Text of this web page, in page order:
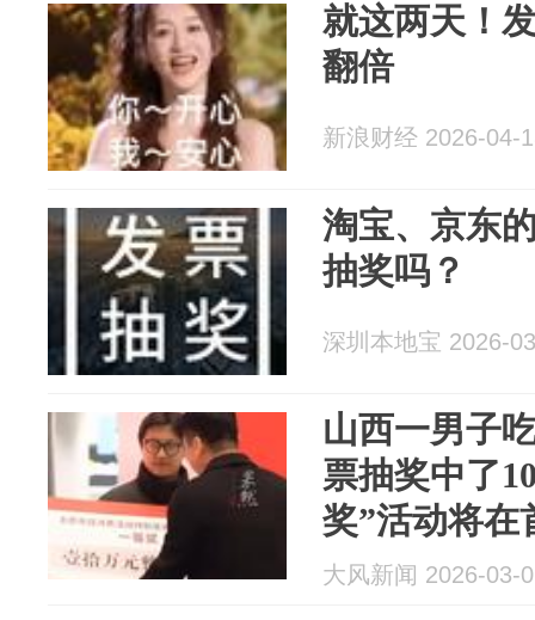
就这两天！
翻倍
新浪财经 2026-04-
淘宝、京东
抽奖吗？
深圳本地宝 2026-
山西一男子
票抽奖中了
奖”活动将在
开展，上传
大风新闻 2026-03-